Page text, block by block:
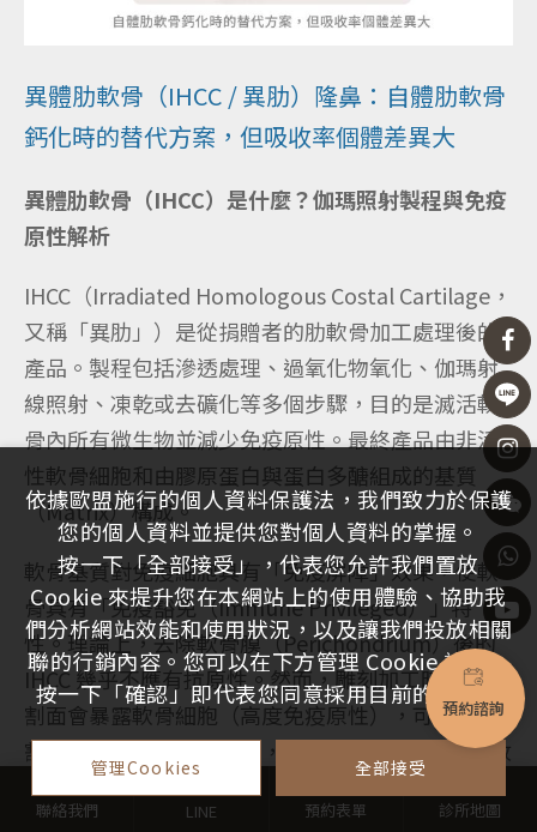
異體肋軟骨（IHCC / 異肋）隆鼻：自體肋軟骨
鈣化時的替代方案，但吸收率個體差異大
異體肋軟骨（IHCC）是什麼？伽瑪照射製程與免疫
原性解析
IHCC（Irradiated Homologous Costal Cartilage，
又稱「異肋」）是從捐贈者的肋軟骨加工處理後的
產品。製程包括滲透處理、過氧化物氧化、伽瑪射
線照射、凍乾或去礦化等多個步驟，目的是滅活軟
骨內所有微生物並減少免疫原性。最終產品由非活
性軟骨細胞和由膠原蛋白與蛋白多醣組成的基質
（Matrix）構成。
軟骨基質對免疫細胞具有「免疫屏障」效果，使軟
骨具有「免疫豁免（Immune Privileged）」特
性。理論上，去除軟骨膜（Perichondrium）後的
IHCC 幾乎不應有抗原性。然而，雕刻加工時刀具切
割面會暴露軟骨細胞（高度免疫原性），可能在切
割面引發局限性免疫反應，這可能是部分 IHCC 吸收
與碎裂的原因。
預約諮詢
聯絡我們 LINE 預約表單 診所地圖
依據歐盟施行的個人資料保護法，我們致力於保護
您的個人資料並提供您對個人資料的掌握。
按一下「全部接受」，代表您允許我們置放
Cookie 來提升您在本網站上的使用體驗、協助我
們分析網站效能和使用狀況，以及讓我們投放相關
聯的行銷內容。您可以在下方管理 Cookie 設定。
按一下「確認」即代表您同意採用目前的設定。
管理Cookies 全部接受